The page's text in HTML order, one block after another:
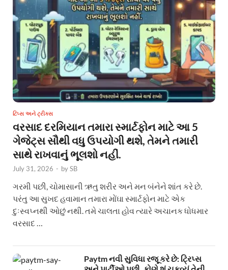
ટિપ્સ અને ટ્રીક્સ
વરસાદ દરમિયાન તમારા સ્માર્ટફોન માટે આ 5
ગેજેટ્સ સૌથી વધુ ઉપયોગી થશે, તેમને તમારી
સાથે રાખવાનું ભૂલશો નહીં.
July 31, 2026 - bySB
ગરમી પછી, ચોમાસાની ઋતુ શરીર અને મન બંનેને શાંત કરે છે.
પરંતુ આ સુખદ હવામાન તમારા મોંઘા સ્માર્ટફોન માટે એક
દુઃસ્વપ્નથી ઓછું નથી. તમે ચાલતા હોવ ત્યારે અચાનક ધોધમાર
વરસાદ …
Paytm નવી સુવિધા રજૂ કરે છે: ટ્રિપ્સ